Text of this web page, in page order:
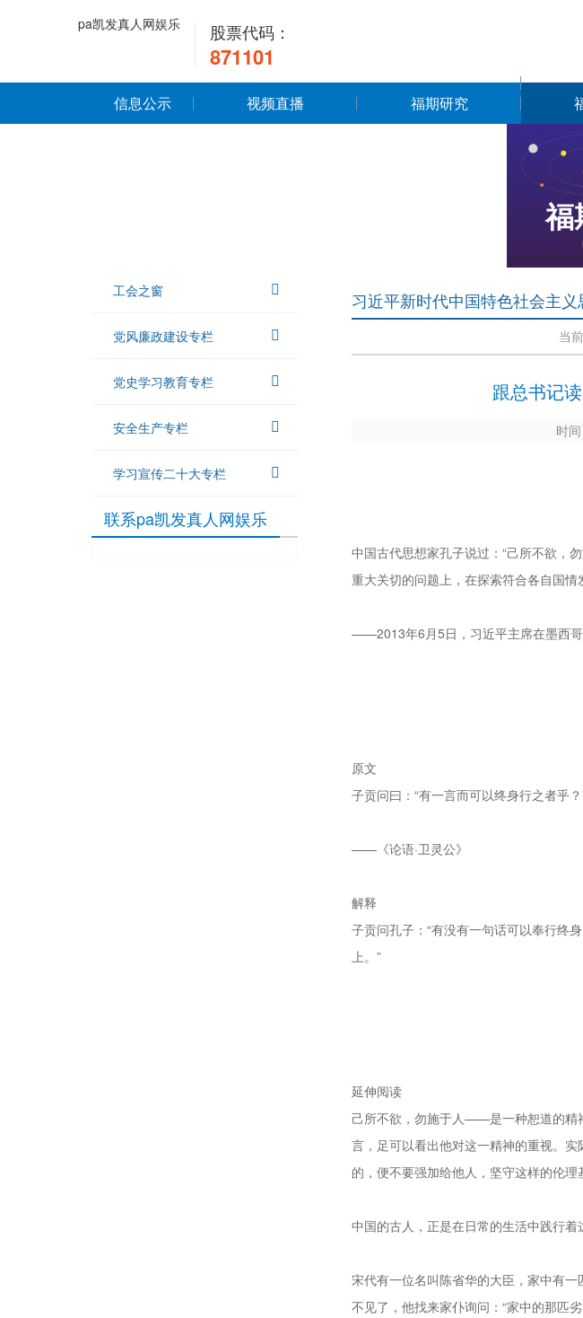
pa凯发真人网娱乐 股票代码：
871101
信息公示 视频直播 福期研究
福
工会之窗
党风廉政建设专栏
党史学习教育专栏
安全生产专栏
学习宣传二十大专栏
联系pa凯发真人网娱乐
习近平新时代中国特色社会主义
当
跟总书记
时
中国古代思想家孔子说过：“己所不欲，
重大关切的问题上，在探索符合各自国情
——2013年6月5日，习近平主席在墨西
原文
子贡问曰：“有一言而可以终身行之者乎
——《论语·卫灵公》
解释
子贡问孔子：“有没有一句话可以奉行终
上。”
延伸阅读
己所不欲，勿施于人——是一种恕道的精
言，足可以看出他对这一精神的重视。
的，便不要强加给他人，坚守这样的伦理
中国的古人，正是在日常的生活中践行着
宋代有一位名叫陈省华的大臣，家中有
不见了，他找来家仆询问：“家中的那匹